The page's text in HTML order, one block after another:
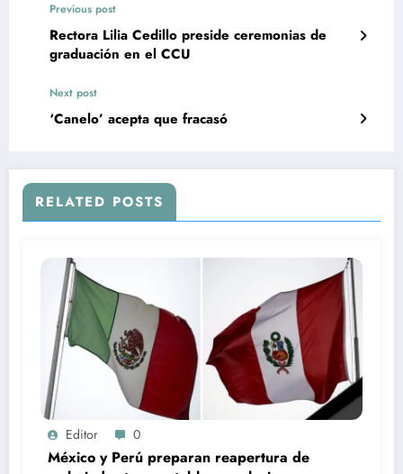
Previous post
Rectora Lilia Cedillo preside ceremonias de
graduación en el CCU
Next post
‘Canelo’ acepta que fracasó
RELATED POSTS
Editor 0
México y Perú preparan reapertura de